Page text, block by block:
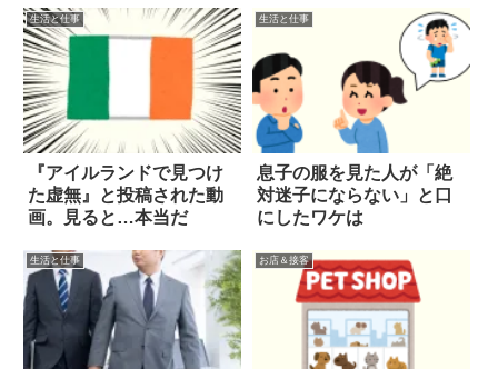
生活と仕事
『アイルランドで見つけ
た虚無』と投稿された動
画。見ると…本当だ
生活と仕事
息子の服を見た人が「絶
対迷子にならない」と口
にしたワケは
生活と仕事 お店＆接客